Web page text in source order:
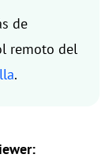
de
remoto del
.